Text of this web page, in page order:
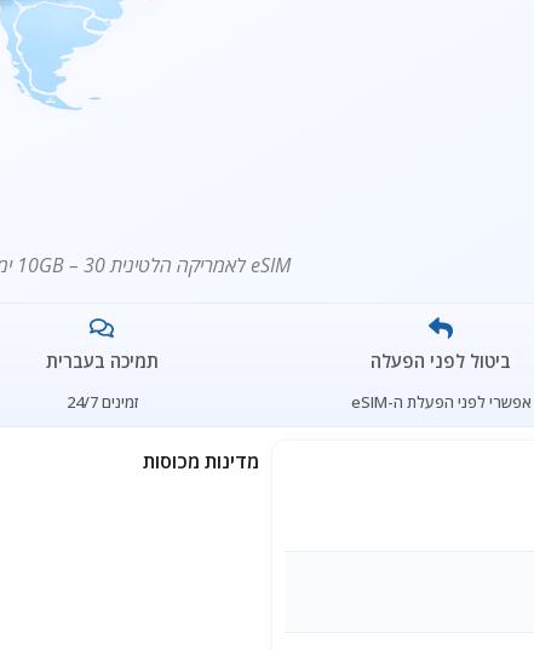
eSIM לאמריקה הלטינית 10GB – 30 ימים | ₪139 | Hipocti Mobile
ביטול לפני הפעלה
אפשרי לפני הפעלת ה-eSIM
תמיכה בעברית
זמינים 24/7
מדינות מכוסות